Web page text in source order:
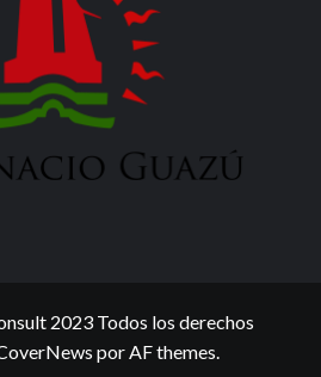
2023 Todos los derechos
por AF themes.